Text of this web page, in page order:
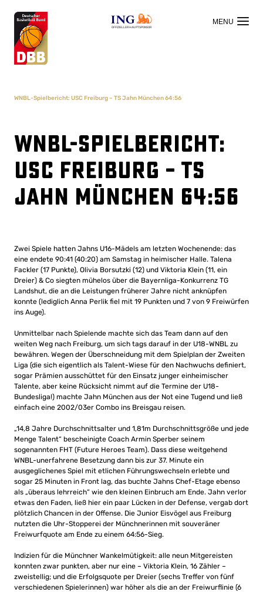
OFFIZIELLER HAUPTSPONSOR
WNBL-Spielbericht: USC Freiburg – TS Jahn München 64:56
WNBL-Spielbericht:
USC Freiburg – TS
Jahn München 64:56
Zwei Spiele hatten Jahns U16-Mädels am letzten Wochenende: das
eine endete 90:41 (40:20) am Samstag in heimischer Halle. Talena
Fackler (17 Punkte), Olivia Borsutzki (12) und Viktoria Klein (11, ein
Dreier) & Co siegten mühelos über die Bayernliga-Konkurrenz TG
Landshut, die an die Leistungen früherer Jahre nicht anknüpfen
konnte (lediglich Anna Perlik fiel mit 19 Punkten und 7 von 9 Freiwürfen
ins Auge).
Unmittelbar nach Spielende machte sich das Team dann auf den
weiten Weg nach Freiburg, um sich tags darauf in der U18-WNBL zu
bewähren. Wegen der Überschneidung mit dem Spielplan der Zweiten
Liga (die sich eigentlich als Talent-Wiese für den Nachwuchs definiert,
sogar Prämien ausschüttet für den Einsatz junger einheimischer
Talente, aber keine Rücksicht nimmt auf die Termine der U18-
Bundesliga!) machte Jahn München aus der Not eine Tugend und ließ
einfach eine 2002/03er Combo ins Breisgau reisen.
„14,8 Jahre Durchschnittsalter und 1,81m Durchschnittsgröße und jede
Menge Talent“ bescheinigte Coach Armin Sperber seinem
sogenannten FHT (Future Heroes Team). Dass diese weitgehend
WNBL-unerfahrene Besetzung dann bis zur 37. Minute ein
ausgeglichenes Spiel mit etlichen Führungswechseln erlebte und
sogar 25 Minuten in Front lag, das buchte Jahns Chef-Etage ebenso
als „überaus lehrreich“ wie den kleinen Einbruch am Ende. Jahn verlor
etwas den Faden, ließ hier ein paar Lücken in der Defense, vergab dort
plötzlich Chancen in der Offense. Die Junior Eisvögel aus Freiburg
nutzten die Uhr-Stopperei der Münchnerinnen mit souveräner
Freiwurfquote am Ende zu einem 64:56-Sieg.
Indizien für die Münchner Wankelmütigkeit: alle neun Mitgereisten
konnten zwar punkten, aber nur eine – Viktoria Klein, 16 Zähler –
zweistellig; und die Erfolgsquote per Dreier (sechs Treffer von fünf
verschiedenen Spielerinnen) war höher als die an der Freiwurflinie (6